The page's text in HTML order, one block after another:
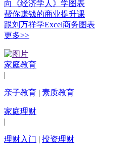
向《经济学人》学图表
帮你赚钱的商业提升课
跟刘万祥学Excel商务图表
更多>>
家庭教育
|
亲子教育 | 素质教育
家庭理财
|
理财入门 | 投资理财